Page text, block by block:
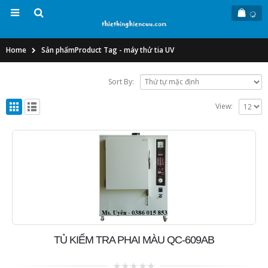
Home Sản phẩmProduct Tag - máy thử tia UV
Sort By:
View:
TỦ KIỂM TRA PHAI MÀU QC-609AB